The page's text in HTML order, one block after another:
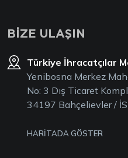
BİZE ULAŞIN
Türkiye İhracatçılar
Yenibosna Merkez
No: 3 Dış Ticaret
34197 Bahçelievler /
HARİTADA GÖSTER